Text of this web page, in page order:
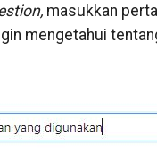
masukkan
mengetahui